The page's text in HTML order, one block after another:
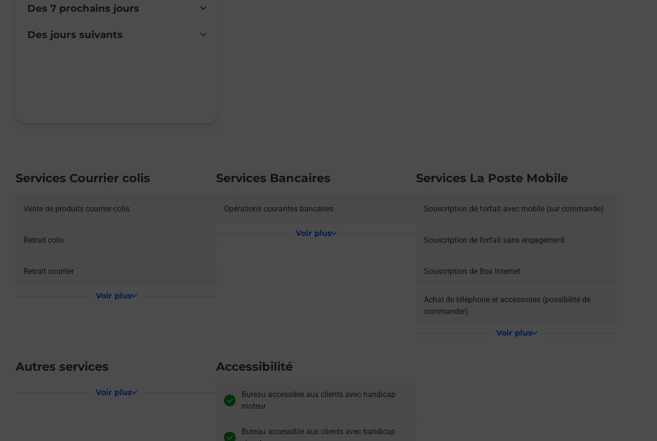
Des 7 prochains jours
Lundi
Fermé
Des jours suivants
Services Courrier colis
Vente de produits courrier-colis
Retrait colis
Retrait courrier
Voir plus
Services Bancaires
Opérations courantes bancaires
Voir plus
Services La Poste Mobile
Souscription de forfait avec mobile (sur commande)
Souscription de forfait sans engagement
Souscription de Box Internet
Achat de téléphone et accessoires (possibilité de
commander)
Voir plus
Autres services
Voir plus
Accessibilité
Bureau accessible aux clients avec handicap
moteur
Bureau accessible aux clients avec handicap